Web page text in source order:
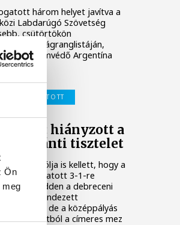
Ön
meg
három helyet javítva a
Labdarúgó Szövetség
csütörtökön
hozott világranglistáján,
címvédő Argentína
VÁLOGATOTT
András: hiányzott a
mez iránti tisztelet
bombagólja is kellett, hogy a
válogatott 3-1-re
kedden a debreceni
rendezett
de a középpályás
a csapatból a címeres mez